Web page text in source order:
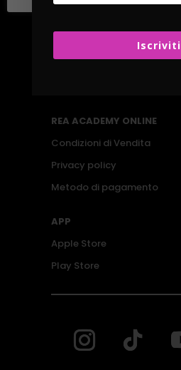
REA ACADEMY ONLINE
Condizioni di Vendita
Privacy policy
Metodo di pagamento
APP
Apple Store
Play Store
Iscriviti